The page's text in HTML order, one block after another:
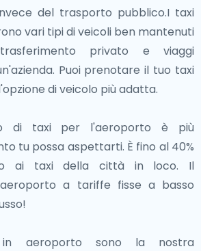
o ammirando l'architettura
queste destinazioni offrono
variegate a breve distanza da
del trasporto pubblico.I taxi
vari tipi di veicoli ben mantenuti
privato e viaggi
Puoi prenotare il tuo taxi
di veicolo più adatta.
di taxi per l'aeroporto è più
tu possa aspettarti. È fino al 40%
ai taxi della città in loco. Il
a tariffe fisse a basso
aeroporto sono la nostra